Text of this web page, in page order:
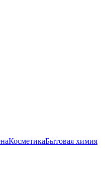
КосметикаБытовая химия